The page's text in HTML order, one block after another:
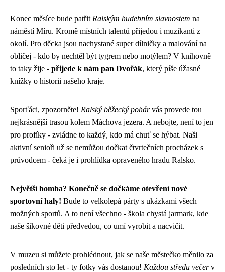
Konec měsíce bude patřit Ralským hudebním slavnostem na
náměstí Míru. Kromě místních talentů přijedou i muzikanti z
okolí. Pro děcka jsou nachystané super dílničky a malování na
obličej - kdo by nechtěl být tygrem nebo motýlem? V knihovně
to taky žije - přijede k nám pan Dvořák, který píše úžasné
knížky o historii našeho kraje.
Sporťáci, zpozorněte! Ralský běžecký pohárvás provede tou
nejkrásnější trasou kolem Máchova jezera. A nebojte, není to jen
pro profíky - zvládne to každý, kdo má chuť se hýbat. Naši
aktivní senioři už se nemůžou dočkat čtvrtečních procházek s
průvodcem - čeká je i prohlídka opraveného hradu Ralsko.
Největší bomba? Konečně se dočkáme otevření nové
sportovní haly! Bude to velkolepá párty s ukázkami všech
možných sportů. A to není všechno - škola chystá jarmark, kde
naše šikovné děti předvedou, co umí vyrobit a nacvičit.
V muzeu si můžete prohlédnout, jak se naše městečko měnilo za
posledních sto let - ty fotky vás dostanou! Každou středu večerv